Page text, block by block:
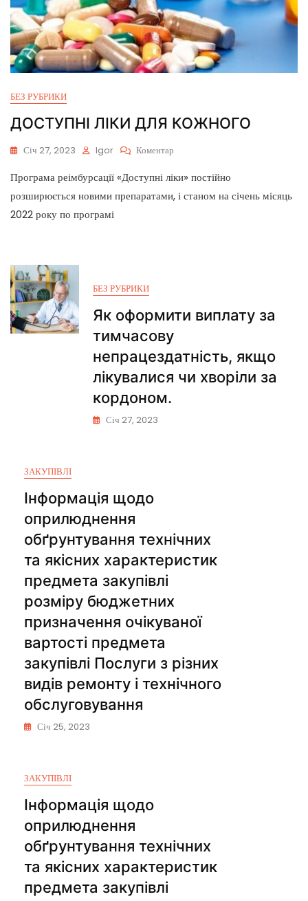
БЕЗ РУБРИКИ
ДОСТУПНІ ЛІКИ ДЛЯ КОЖНОГО
Січ 27, 2023 Igor Коментар
Програма реімбурсації «Доступні ліки» постійно
розширюється новими препаратами, і станом на січень місяць
2022 року по програмі
БЕЗ РУБРИКИ
Як оформити виплату за
тимчасову
непрацездатність, якщо
лікувалися чи хворіли за
кордоном.
Січ 27, 2023
ЗАКУПІВЛІ
Інформація щодо
оприлюднення
обґрунтування технічних
та якісних характеристик
предмета закупівлі
розміру бюджетних
призначення очікуваної
вартості предмета
закупівлі Послуги з різних
видів ремонту і технічного
обслуговування
Січ 25, 2023
ЗАКУПІВЛІ
Інформація щодо
оприлюднення
обґрунтування технічних
та якісних характеристик
предмета закупівлі